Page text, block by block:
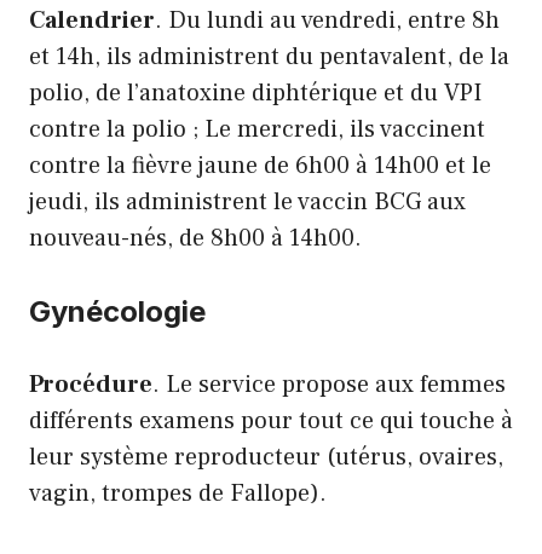
Calendrier. Du lundi au vendredi, entre 8h
et 14h, ils administrent du pentavalent, de la
polio, de l’anatoxine diphtérique et du VPI
contre la polio ; Le mercredi, ils vaccinent
contre la fièvre jaune de 6h00 à 14h00 et le
jeudi, ils administrent le vaccin BCG aux
nouveau-nés, de 8h00 à 14h00.
Gynécologie
Procédure. Le service propose aux femmes
différents examens pour tout ce qui touche à
leur système reproducteur (utérus, ovaires,
vagin, trompes de Fallope).